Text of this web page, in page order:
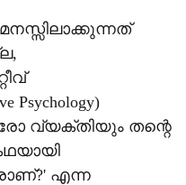
വ്യക്തിയും തന്റെ
എന്ന